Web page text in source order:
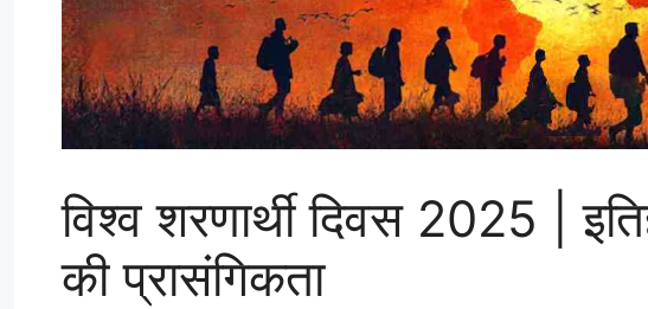
विश्व शरणार्थी दिवस 2025 |
की प्रासंगिकता